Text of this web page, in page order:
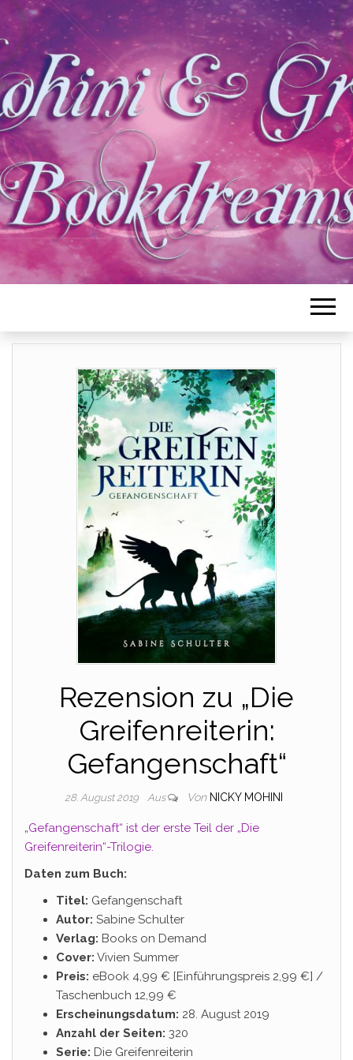
Rezension zu „Die
Greifenreiterin:
Gefangenschaft“
28. August 2019 Aus Von NICKY MOHINI
„Gefangenschaft“ ist der erste Teil der „Die
Greifenreiterin“-Trilogie.
Daten zum Buch:
Titel: Gefangenschaft
Autor: Sabine Schulter
Verlag: Books on Demand
Cover: Vivien Summer
Preis: eBook 4,99 € [Einführungspreis 2,99 €] /
Taschenbuch 12,99 €
Erscheinungsdatum: 28. August 2019
Anzahl der Seiten: 320
Serie: Die Greifenreiterin